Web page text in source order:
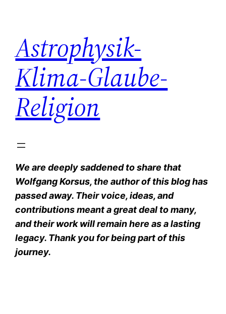
springen
Astrophysik-
Klima-Glaube-
Religion
We are deeply saddened to share that
Wolfgang Korsus, the author of this blog has
passed away. Their voice, ideas, and
contributions meant a great deal to many,
and their work will remain here as a lasting
legacy. Thank you for being part of this
journey.